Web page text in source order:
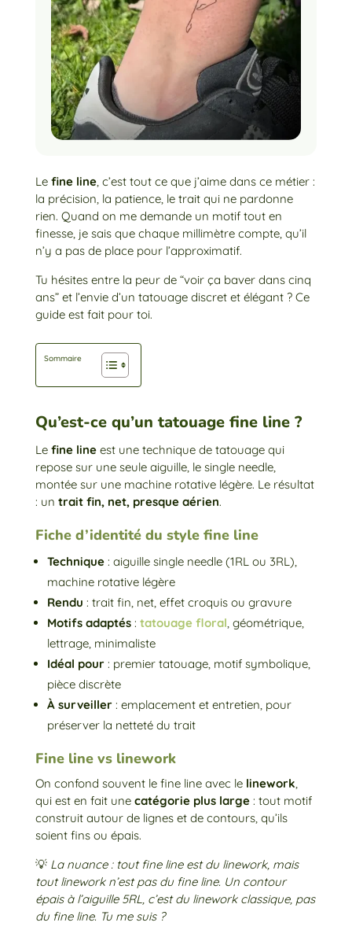
Le fine line, c’est tout ce que j’aime dans ce métier :
la précision, la patience, le trait qui ne pardonne
rien. Quand on me demande un motif tout en
finesse, je sais que chaque millimètre compte, qu’il
n’y a pas de place pour l’approximatif.
Tu hésites entre la peur de “voir ça baver dans cinq
ans” et l’envie d’un tatouage discret et élégant ? Ce
guide est fait pour toi.
Sommaire
Qu’est-ce qu’un tatouage fine line ?
Lefine lineest une technique de tatouage qui
repose sur une seule aiguille, le single needle,
montée sur une machine rotative légère. Le résultat
: un trait fin, net, presque aérien.
Fiche d’identité du style fine line
Technique: aiguille single needle (1RL ou 3RL),
machine rotative légère
Rendu : trait fin, net, effet croquis ou gravure
Motifs adaptés: tatouage floral, géométrique,
lettrage, minimaliste
Idéal pour: premier tatouage, motif symbolique,
pièce discrète
À surveiller: emplacement et entretien, pour
préserver la netteté du trait
Fine line vs linework
On confond souvent le fine line avec le linework,
qui est en fait unecatégorie plus large: tout motif
construit autour de lignes et de contours, qu’ils
soient fins ou épais.
💡La nuance : tout fine line est du linework, mais
tout linework n’est pas du fine line. Un contour
épais à l’aiguille 5RL, c’est du linework classique, pas
du fine line. Tu me suis ?